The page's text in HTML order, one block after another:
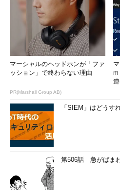
CPU使用率グラフで「カーネル時間」を表
CPUの論理プロセッサ（コア内の
選択する。
マーシャルのヘッドホンが「ファ
ッション」で終わらない理由
PR(Marshall Group AB)
m
「SIEM」はどうす
第506話 急がばま